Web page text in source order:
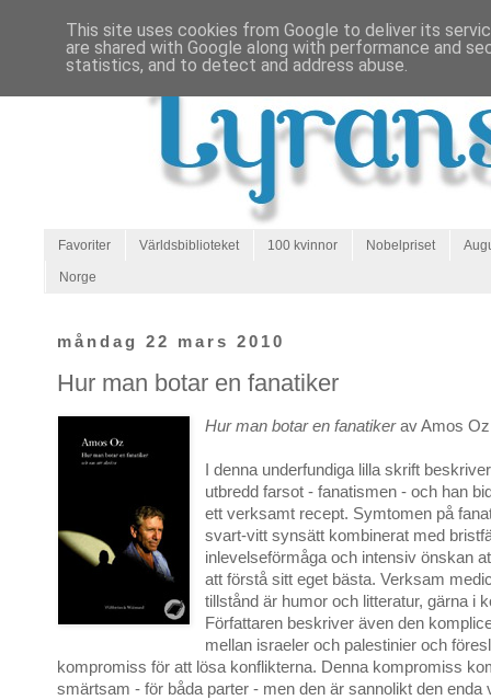
Favoriter Världsbiblioteket 100 kvinnor Nobelpriset
Norge
måndag 22 mars 2010
Hur man botar en fanatiker
Hur man botar en fanatikerav Amos
I denna underfundiga lilla skrift
utbredd farsot - fanatismen - och han
ett verksamt recept. Symtomen på
svart-vitt synsätt kombinerat med
inlevelseförmåga och intensiv önskan
att förstå sitt eget bästa. Verksam
tillstånd är humor och litteratur, gärna i
Författaren beskriver även den
mellan israeler och palestinier och
kompromiss för att lösa konflikterna. Denna kompromiss
smärtsam - för båda parter - men den är sannolikt den enda
This site uses cookies from Google to deliver its
are shared with Google along with performance and
statistics, and to detect and address abuse.